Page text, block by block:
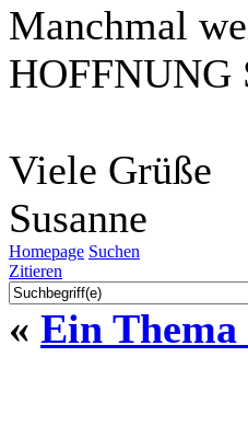
Manchmal
Viele Grüße
Susanne
Homepage Suchen
Zitieren
« Ein